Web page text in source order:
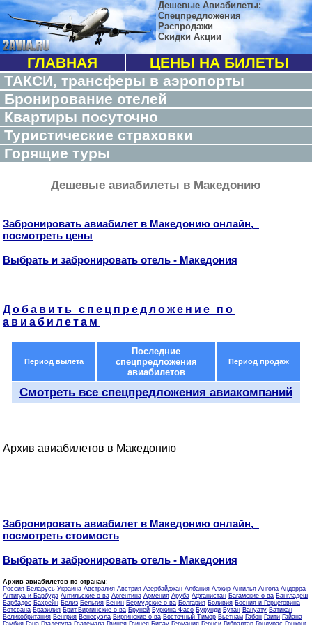
Дешевые Авиабилеты:
Спецпредложения
Распродажи
Скидки Акции
ГЛАВНАЯ
ЦЕНЫ НА БИЛЕТЫ
ТАКСИ, трансферы в аэропорты
Бронирование отелей
Квартиры посуточно
Туристические страховки
Горящие туры
Дешевые авиабилеты в Македонию
Забронировать авиабилет в Македонию онлайн,
посмотреть цены
Выбрать и забронировать отель - Македония
Добавить спецпредложение по
авиабилетам
Период вылета
Последние
спецпредложения
авиабилетов
Период продаж
Смотреть все спецпредложения авиакомпаний
Архив авиабилетов в Македонию
Забронировать авиабилет в Македонию онлайн,
посмотреть стоимость
Выбрать и забронировать отель - Македония
Архив авиабилетов по странам:
Россия Беларусь Украина Австралия Австрия Азербайджан Албания Алжир Ангилья Ангола Андорра
Антигуа и Барбуда Антильские о-ва Аргентина Армения Аруба Афганистан Багамские о-ва Бангладеш
Барбадос Бахрейн Белиз Бельгия Бенин Бермудские о-ва Болгария Боливия Босния и Герцеговина
Ботсвана Бразилия Брит.Виргинские о-ва Бруней Буркина-Фасо Бурунди Бутан Вануату Ватикан
Великобритания Венгрия Венесуэла Виргинские о-ва Восточный Тимор Вьетнам Габон Гаити Гайана
Гамбия Гана Гваделупа Гватемала Гвинея Гвинея-Бисау Германия Гернси Гибралтар Гондурас Гонконг